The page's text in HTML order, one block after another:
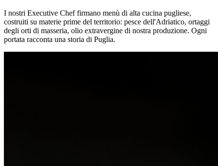
I nostri Executive Chef firmano menù di alta cucina pugliese,
costruiti su materie prime del territorio: pesce dell'Adriatico, ortaggi
degli orti di masseria, olio extravergine di nostra produzione. Ogni
portata racconta una storia di Puglia.